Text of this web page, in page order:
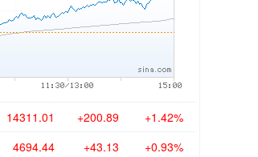
14311.01 +200.89 +1.42%
4694.44 +43.13 +0.93%